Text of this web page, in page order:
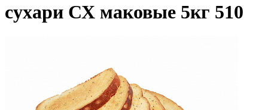
сухари СХ маковые 5кг 510